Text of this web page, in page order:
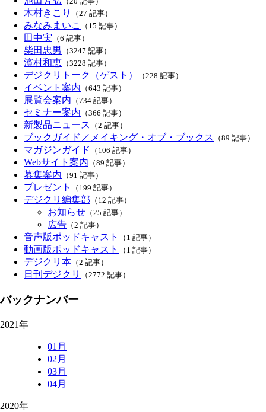
木村きこり （27 記事）
みなみまいこ （15 記事）
田中実 （6 記事）
柴田忠男 （3247 記事）
濱村和恵 （3228 記事）
デジクリトーク（ゲスト） （228 記事）
イベント案内 （643 記事）
展覧会案内 （734 記事）
セミナー案内 （366 記事）
新製品ニュース （2 記事）
ブックガイド／メイキング・オブ・ブックス （89 記事）
マガジンガイド （106 記事）
Webサイト案内 （89 記事）
募集案内 （91 記事）
プレゼント （199 記事）
デジクリ編集部 （12 記事）
お知らせ （25 記事）
広告 （2 記事）
音声版ポッドキャスト （1 記事）
動画版ポッドキャスト （1 記事）
デジクリ本 （2 記事）
日刊デジクリ （2772 記事）
バックナンバー
2021年
01月
02月
03月
04月
2020年